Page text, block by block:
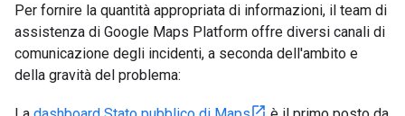
Per fornire la quantità appropriata di informazioni, il team di
assistenza di Google Maps Platform offre diversi canali di
comunicazione degli incidenti, a seconda dell'ambito e
della gravità del problema: